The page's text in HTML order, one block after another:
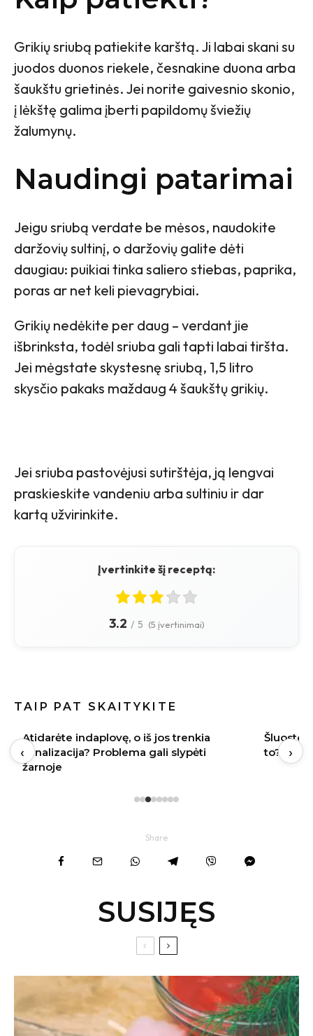
Grikių sriubą patiekite karštą. Ji labai skani su
juodos duonos riekele, česnakine duona arba
šaukštu grietinės. Jei norite gaivesnio skonio,
į lėkštę galima įberti papildomų šviežių
žalumynų.
Naudingi patarimai
Jeigu sriubą verdate be mėsos, naudokite
daržovių sultinį, o daržovių galite dėti
daugiau: puikiai tinka saliero stiebas, paprika,
poras ar net keli pievagrybiai.
Grikių nedėkite per daug – verdant jie
išbrinksta, todėl sriuba gali tapti labai tiršta.
Jei mėgstate skystesnę sriubą, 1,5 litro
skysčio pakaks maždaug 4 šaukštų grikių.
Jei sriuba pastovėjusi sutirštėja, ją lengvai
praskieskite vandeniu arba sultiniu ir dar
kartą užvirinkite.
Įvertinkite šį receptą:
3.2 / 5 (5 įvertinimai)
TAIP PAT SKAITYKITE
Atidarėte indaplovę, o iš jos trenkia
kanalizacija? Problema gali slypėti
žarnoje
to?
‹ ›
Share
SUSIJĘS